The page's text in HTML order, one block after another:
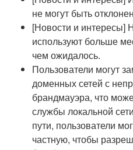
не могут быть
[Новости и интересы]
используют больше
чем ожидалось.
Пользователи могут
доменных сетей с
брандмауэра, что
службы локальной
пути, пользователи
частную, чтобы